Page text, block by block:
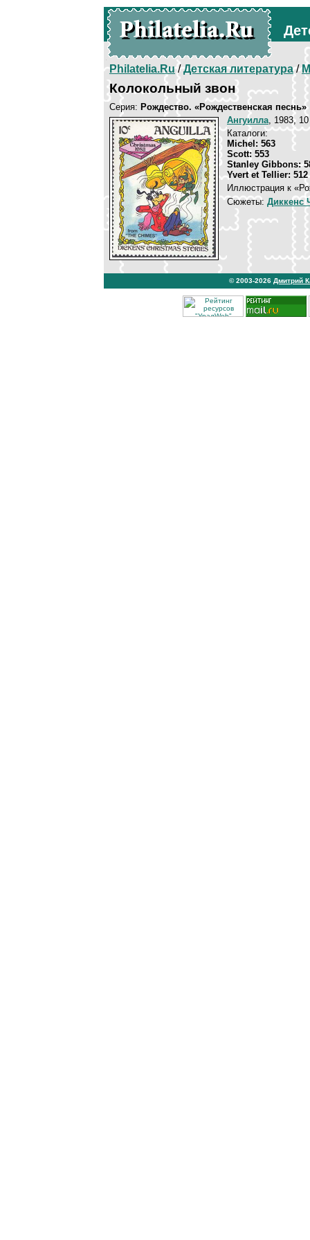
Philatelia.Ru/Детская литература/
Колокольный звон
Серия: Рождество. «Рождественская песнь»
Ангуилла, 1983,
Каталоги:
Michel: 563
Scott: 553
Stanley Gibbons:
Yvert et Tellier: 512
Иллюстрация к
Сюжеты: Диккенс
© 2003-2026 Дмитрий